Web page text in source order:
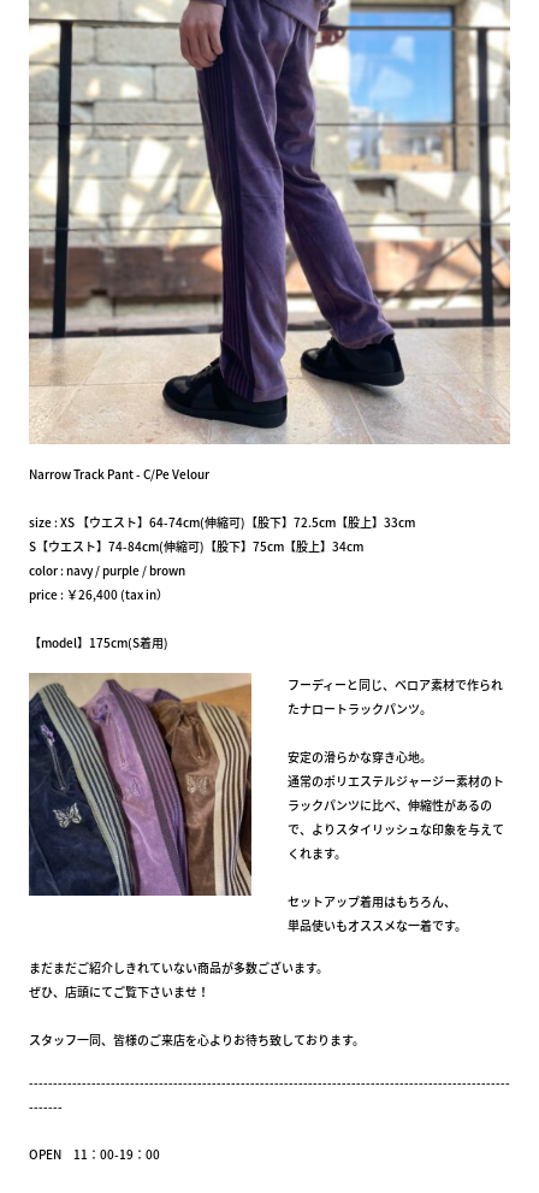
Narrow Track Pant - C/Pe Velour
size : XS 【ウエスト】64-74cm(伸縮可)【股下】72.5cm【股上】33cm
S【ウエスト】74-84cm(伸縮可)【股下】75cm【股上】34cm
color : navy / purple / brown
price : ￥26,400 (tax in）
【model】175cm(S着用)
フーディーと同じ、ベロア素材で作られ
たナロートラックパンツ。
安定の滑らかな穿き心地。
通常のポリエステルジャージー素材のト
ラックパンツに比べ、伸縮性があるの
で、よりスタイリッシュな印象を与えて
くれます。
セットアップ着用はもちろん、
単品使いもオススメな一着です。
まだまだご紹介しきれていない商品が多数ございます。
ぜひ、店頭にてご覧下さいませ！
スタッフ一同、皆様のご来店を心よりお待ち致しております。
----------------------------------------------------------------------------------------------------
-------
OPEN 11：00-19：00